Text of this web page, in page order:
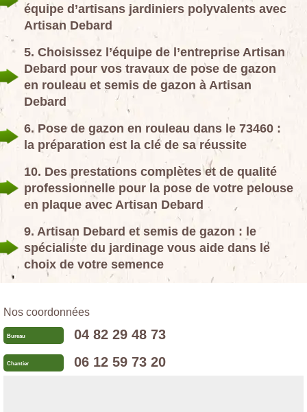
équipe d’artisans jardiniers polyvalents avec
Artisan Debard
5. Choisissez l’équipe de l’entreprise Artisan
Debard pour vos travaux de pose de gazon
en rouleau et semis de gazon à Artisan
Debard
6. Pose de gazon en rouleau dans le 73460 :
la préparation est la clé de sa réussite
10. Des prestations complètes et de qualité
professionnelle pour la pose de votre pelouse
en plaque avec Artisan Debard
9. Artisan Debard et semis de gazon : le
spécialiste du jardinage vous aide dans le
choix de votre semence
Nos coordonnées
Bureau 04 82 29 48 73
Chantier 06 12 59 73 20